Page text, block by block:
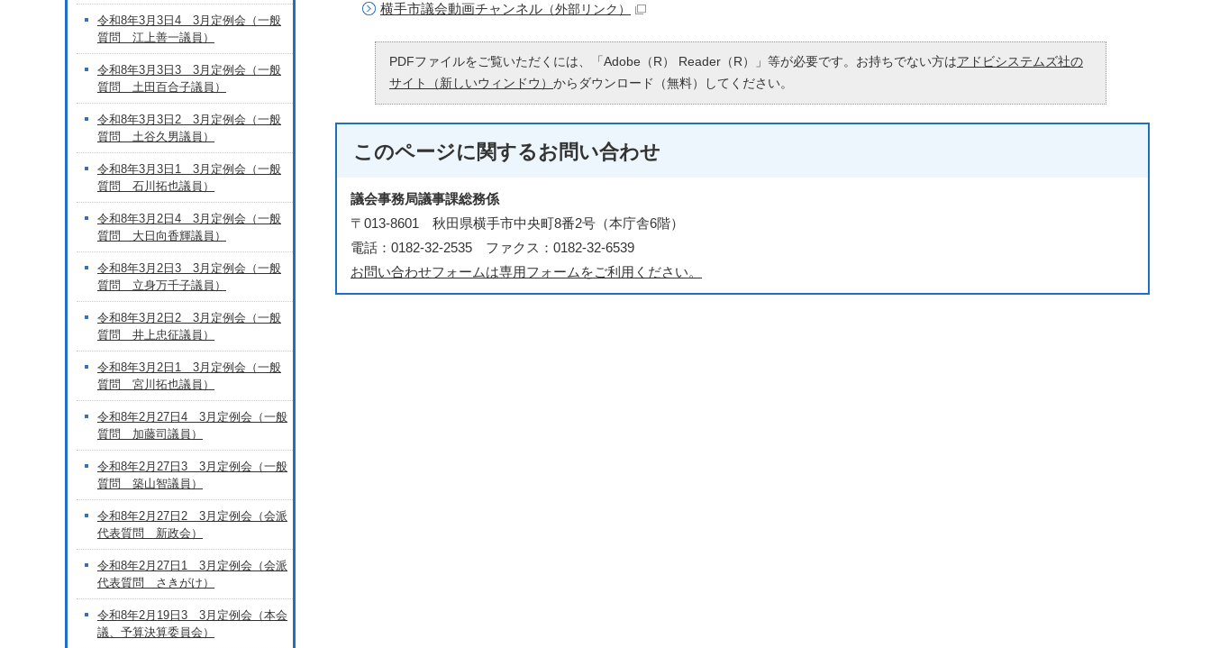
横手市議会動画チャンネル （外部リンク）
PDFファイルをご覧いただくには、「Adobe（R） Reader（R）」等が必要です。お持ちでない方はアドビシステムズ社の
サイト（新しいウィンドウ） からダウンロード（無料）してください。
このページに関するお問い合わせ
議会事務局議事課総務係
〒013-8601 秋田県横手市中央町8番2号（本庁舎6階）
電話：0182-32-2535 ファクス：0182-32-6539
お問い合わせフォームは専用フォームをご利用ください。
令和8年3月3日4 3月定例会（一般
質問 江上善一議員）
令和8年3月3日3 3月定例会（一般
質問 土田百合子議員）
令和8年3月3日2 3月定例会（一般
質問 土谷久男議員）
令和8年3月3日1 3月定例会（一般
質問 石川拓也議員）
令和8年3月2日4 3月定例会（一般
質問 大日向香輝議員）
令和8年3月2日3 3月定例会（一般
質問 立身万千子議員）
令和8年3月2日2 3月定例会（一般
質問 井上忠征議員）
令和8年3月2日1 3月定例会（一般
質問 宮川拓也議員）
令和8年2月27日4 3月定例会（一般
質問 加藤司議員）
令和8年2月27日3 3月定例会（一般
質問 築山智議員）
令和8年2月27日2 3月定例会（会派
代表質問 新政会）
令和8年2月27日1 3月定例会（会派
代表質問 さきがけ）
令和8年2月19日3 3月定例会（本会
議、予算決算委員会）